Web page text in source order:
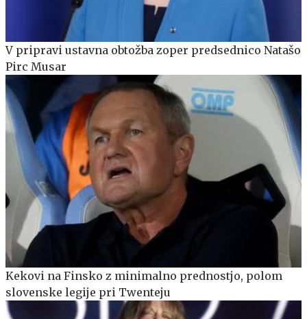
V pripravi ustavna obtožba zoper predsednico Natašo
Pirc Musar
Kekovi na Finsko z minimalno prednostjo, polom
slovenske legije pri Twenteju